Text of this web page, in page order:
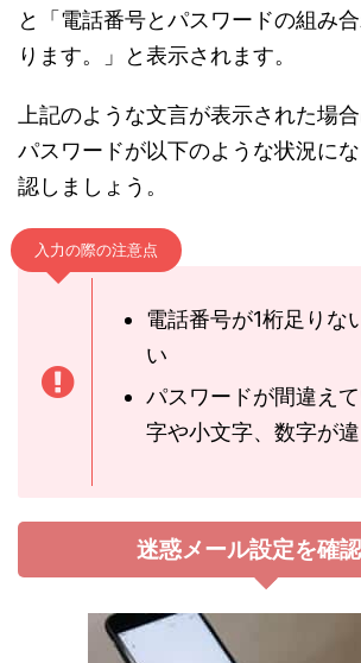
と「電話番号とパスワードの組み
ります。」と表示されます。
上記のような文言が表示された場
パスワードが以下のような状況に
認しましょう。
入力の際の注意点
電話番号が1桁足りな
い
パスワードが間違え
字や小文字、数字が違
迷惑メール設定を確